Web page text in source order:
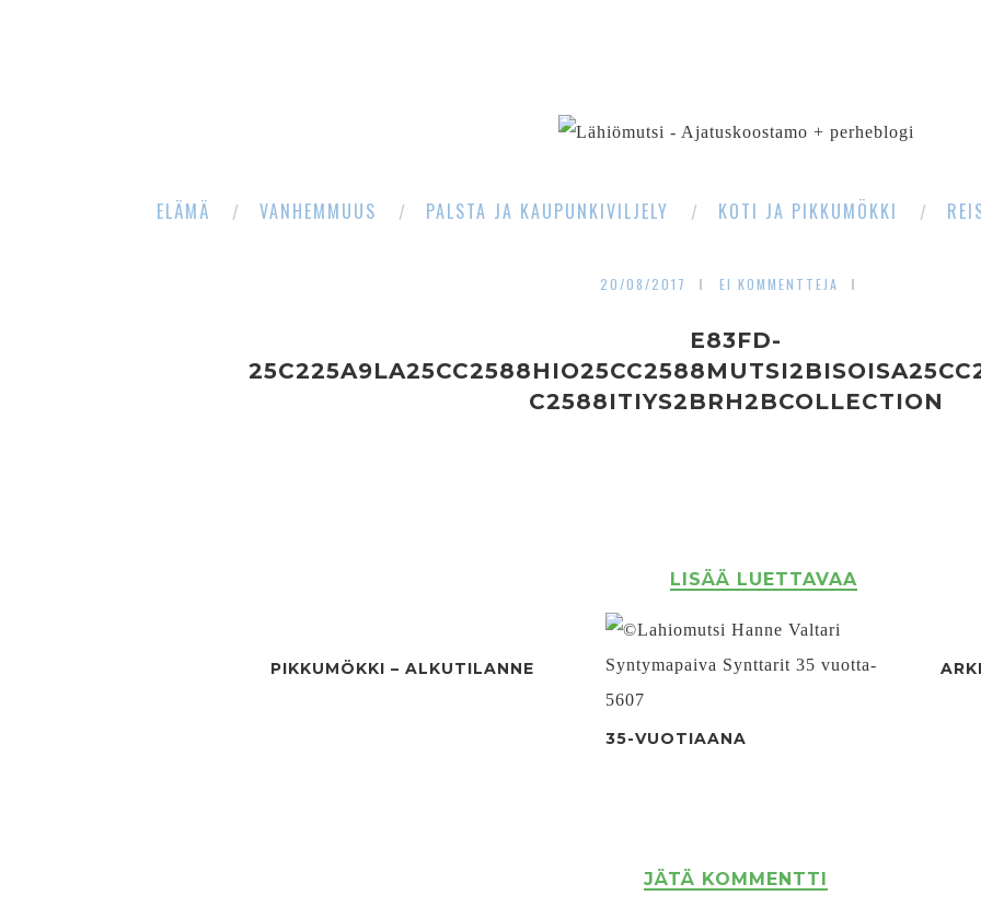
ELÄMÄ VANHEMMUUS PALSTA JA KAUPUNKIVILJELY KOTI JA PIKKUMÖKKI
20/08/2017 EI KOMMENTTEJA
E83FD-
C2588ITIYS2BRH2BCOLLECTION
LISÄÄ LUETTAVAA
PIKKUMÖKKI – ALKUTILANNE
35-VUOTIAANA
JÄTÄ KOMMENTTI